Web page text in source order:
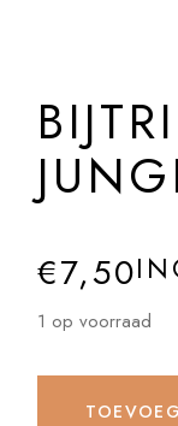
€7,50
1 op voorraad